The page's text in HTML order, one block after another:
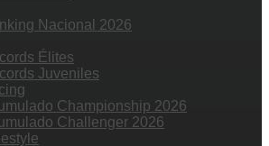
Nacional 2026
Élites
Juveniles
Championship 2026
Challenger 2026